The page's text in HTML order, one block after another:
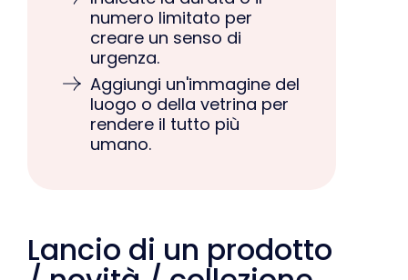
creare un senso di
urgenza.
Aggiungi un'immagine del
luogo o della vetrina per
rendere il tutto più
umano.
Lancio di un prodotto
/ novità / collezione